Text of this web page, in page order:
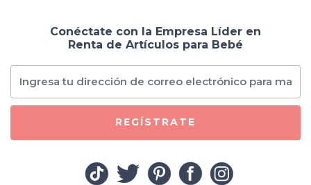
Conéctate con la Empresa Líder en
Renta de Artículos para Bebé
REGÍSTRATE